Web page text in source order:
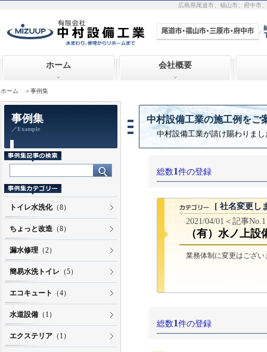
広島県尾道市、福山市、府中市
ホーム 会社概要
ホーム ＞事例集
事例集
／Example
中村設備工業の施工例をご
中村設備工業が請け賜わりま
総数1件の登録
[ 社名変更し
2021/04/01＜記事
（有）水ノ上
業務体制に変更はござ
総数1件の登録
トイレ水洗化（8）
ちょっと改造 （8）
漏水修理 （2）
簡易水洗トイレ （5）
エコキュート （4）
水道設備 （1）
エクステリア （1）